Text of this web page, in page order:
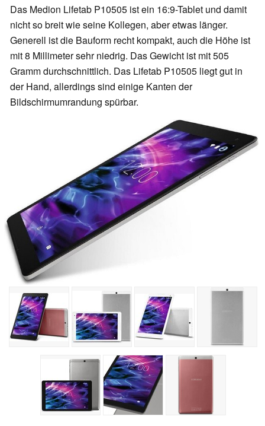
Das Medion Lifetab P10505 ist ein 16:9-Tablet und damit
nicht so breit wie seine Kollegen, aber etwas länger.
Generell ist die Bauform recht kompakt, auch die Höhe ist
mit 8 Millimeter sehr niedrig. Das Gewicht ist mit 505
Gramm durchschnittlich. Das Lifetab P10505 liegt gut in
der Hand, allerdings sind einige Kanten der
Bildschirmumrandung spürbar.